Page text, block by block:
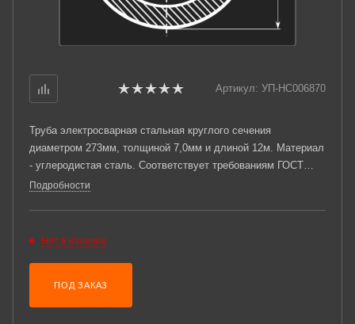
Артикул: УП-НС006870
Труба электросварная стальная круглого сечения
диаметром 273мм, толщиной 7,0мм и длиной 12м. Материал
- углеродистая сталь. Соответствует требованиям ГОСТ
10705-80.
Подробности
Нет в наличии
ПОД ЗАКАЗ